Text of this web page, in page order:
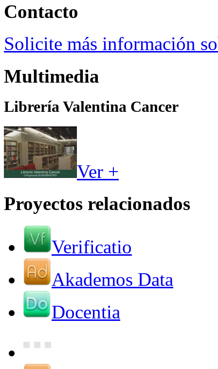
Contacto
Solicite más información
Multimedia
Librería Valentina Cancer
Ver +
Proyectos relacionados
Verificatio
Akademos Data
Docentia